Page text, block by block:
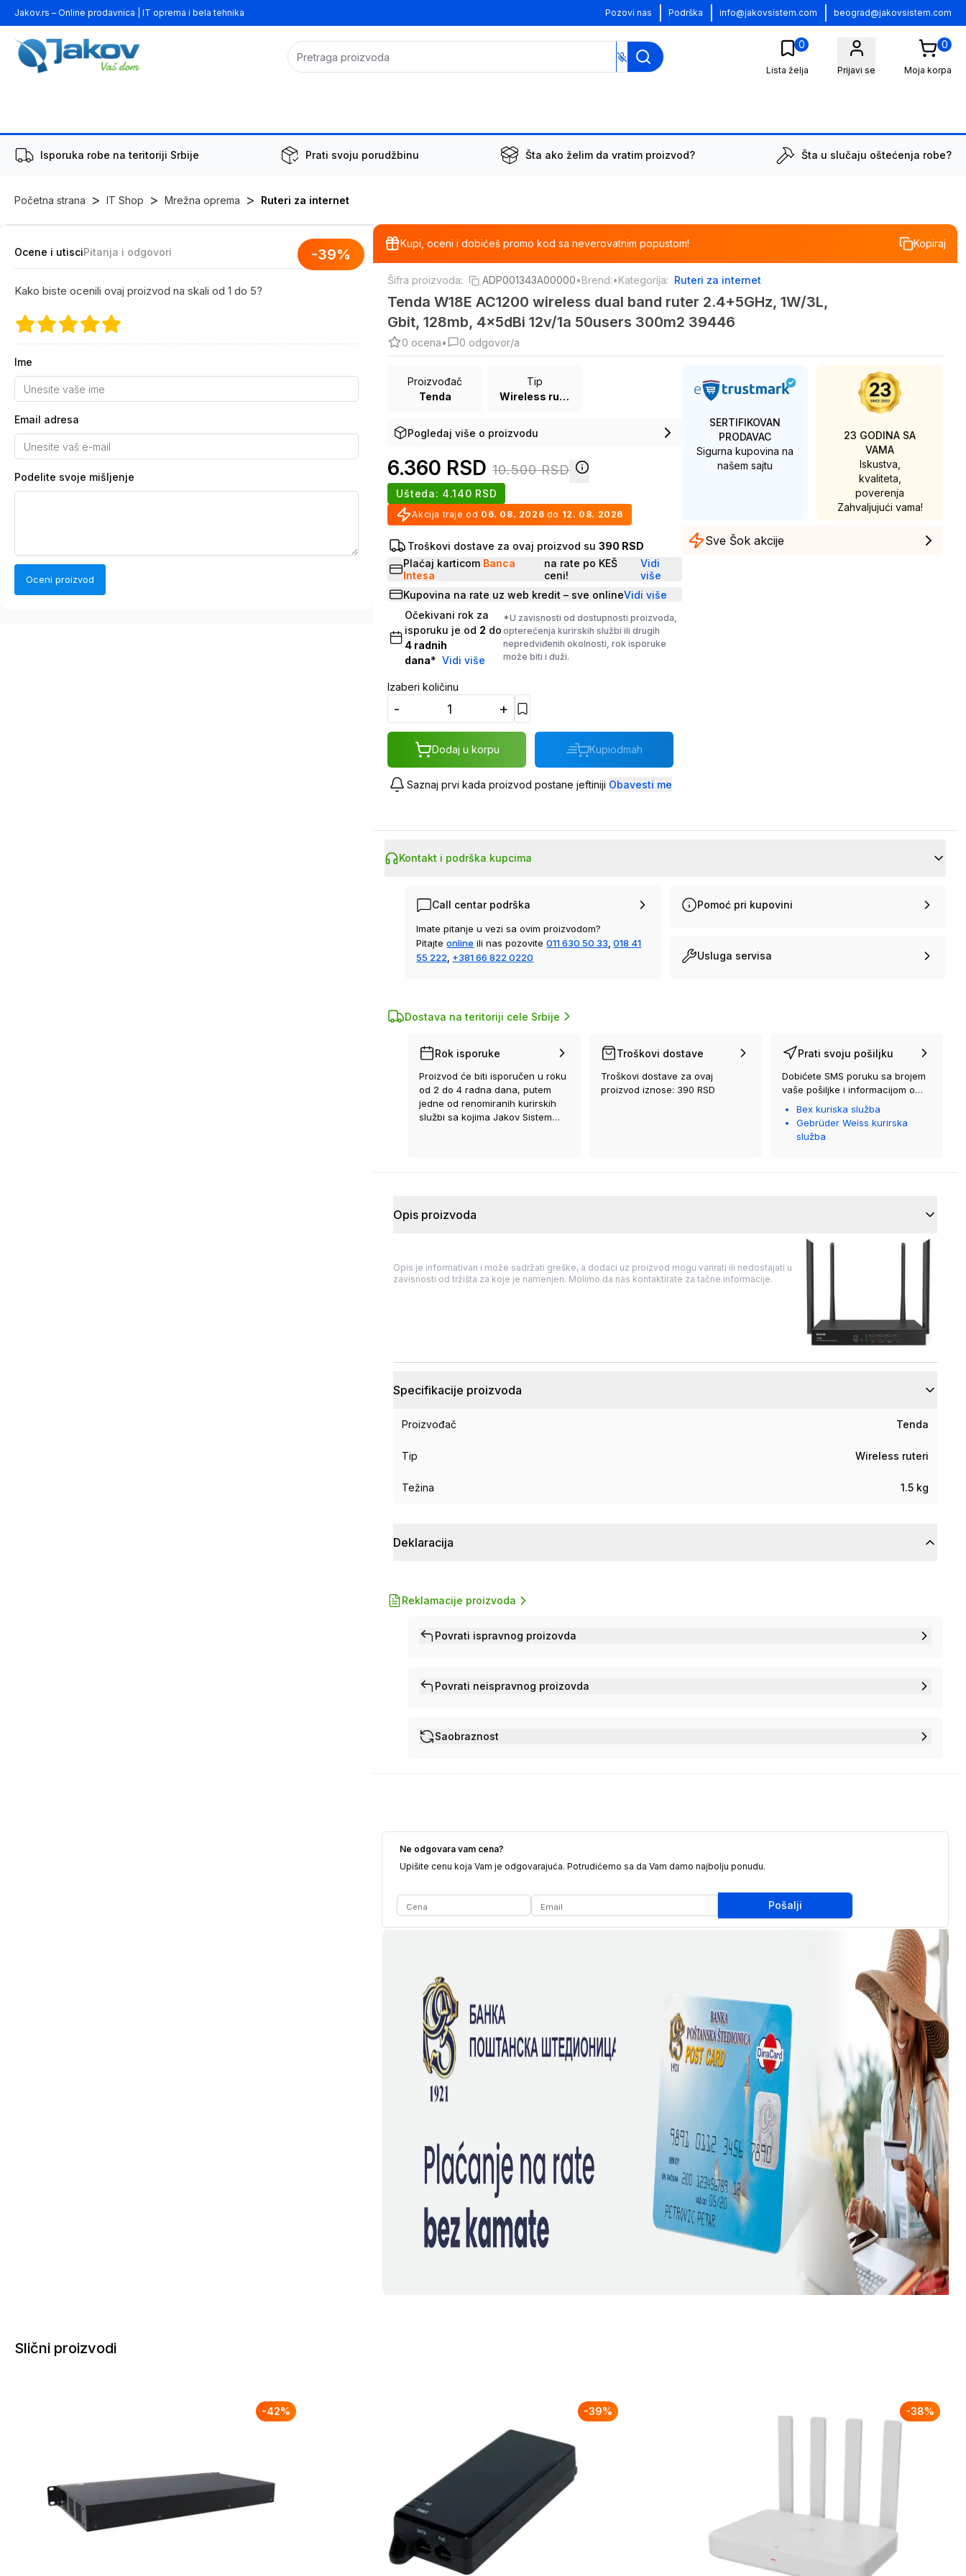
Jakov.rs – Online prodavnica | IT oprema i bela tehnika Pozovi nas Podrška info@jakovsistem.com beograd@jakovsistem.com
0
Lista želja Prijavi se
0
Moja korpa
Isporuka robe na teritoriji Srbije Prati svoju porudžbinu Šta ako želim da vratim proizvod? Šta u slučaju oštećenja robe?
Početna strana > IT Shop > Mrežna oprema > Ruteri za internet
-39%
Ocene i utisciPitanja i odgovori
Kako biste ocenili ovaj proizvod na skali od 1 do 5?
Ime
Email adresa
Podelite svoje mišljenje
Oceni proizvod
Kupi, oceni i dobićeš promo kod sa neverovatnim popustom! Kopiraj
Šifra proizvoda: ADP001343A00000•Brend:•Kategorija: Ruteri za internet
Tenda W18E AC1200 wireless dual band ruter 2.4+5GHz, 1W/3L,
Gbit, 128mb, 4x5dBi 12v/1a 50users 300m2 39446
0 ocena• 0 odgovor/a
Proizvođač
Tenda
Tip
Wireless ruteri
Pogledaj više o proizvodu
6.360 RSD 10.500RSD
Ušteda: 4.140 RSD
Akcija traje od 06. 08. 2026 do 12. 08. 2026
Troškovi dostave za ovaj proizvod su 390 RSD
Plaćaj karticom Banca
Intesa
na rate po KEŠ
ceni!
Vidi
više
Kupovina na rate uz web kredit – sve onlineVidi više
Očekivani rok za
isporuku je od 2 do
4 radnih
dana* Vidi više
*U zavisnosti od dostupnosti proizvoda,
opterećenja kurirskih službi ili drugih
nepredviđenih okolnosti, rok isporuke
može biti i duži.
Izaberi količinu
- +
Dodaj u korpu Kupiodmah
Saznaj prvi kada proizvod postane jeftiniji Obavesti me
SERTIFIKOVAN
PRODAVAC
Sigurna kupovina na
našem sajtu
23 GODINA SA
VAMA
Iskustva,
kvaliteta,
poverenja
Zahvaljujući vama!
Sve Šok akcije
Kontakt i podrška kupcima
Call centar podrška
Imate pitanje u vezi sa ovim proizvodom?
Pitajte online ili nas pozovite 011 630 50 33 018 41
55 222 +381 66 822 0220
Pomoć pri kupovini
Usluga servisa
Dostava na teritoriji cele Srbije
Rok isporuke
Proizvod će biti isporučen u roku
od 2 do 4 radna dana, putem
jedne od renomiranih kurirskih
službi sa kojima Jakov Sistem
Troškovi dostave
Troškovi dostave za ovaj
proizvod iznose: 390 RSD
Prati svoju pošiljku
Dobićete SMS poruku sa brojem
vaše pošiljke i informacijom o
kurirskoj službi koja će vam je
Bex kuriska služba
Gebrüder Weiss kurirska
služba
Opis proizvoda
Opis je informativan i može sadržati greške, a dodaci uz proizvod mogu varirati ili nedostajati u
zavisnosti od tržišta za koje je namenjen. Molimo da nas kontaktirate za tačne informacije.
Specifikacije proizvoda
Proizvođač Tenda
Tip Wireless ruteri
Težina 1.5 kg
Deklaracija
Reklamacije proizvoda
Povrati ispravnog proizovda
Povrati neispravnog proizovda
Saobraznost
Ne odgovara vam cena?
Upišite cenu koja Vam je odgovarajuća. Potrudićemo sa da Vam damo najbolju ponudu.
Pošalji
Slični proizvodi
-42% -39% -38%